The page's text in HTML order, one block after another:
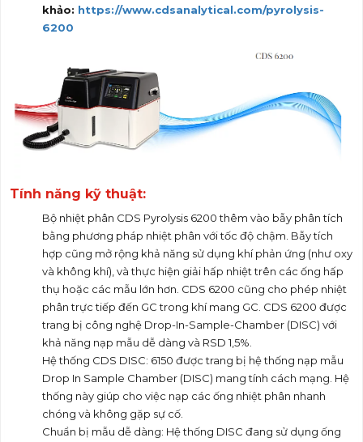
khảo: https://www.cdsanalytical.com/pyrolysis-
6200
Tính năng kỹ thuật:
Bộ nhiệt phân CDS Pyrolysis 6200 thêm vào bẫy phân tích
bằng phương pháp nhiệt phân với tốc độ chậm. Bẫy tích
hợp cũng mở rộng khả năng sử dụng khí phản ứng (như oxy
và không khí), và thực hiện giải hấp nhiệt trên các ống hấp
thụ hoặc các mẫu lớn hơn. CDS 6200 cũng cho phép nhiệt
phân trực tiếp đến GC trong khí mang GC. CDS 6200 được
trang bị công nghệ Drop-In-Sample-Chamber (DISC) với
khả năng nạp mẫu dễ dàng và RSD 1,5%.
Hệ thống CDS DISC: 6150 được trang bị hệ thống nạp mẫu
Drop In Sample Chamber (DISC) mang tính cách mạng. Hệ
thống này giúp cho việc nạp các ống nhiệt phân nhanh
chóng và không gặp sự cố.
Chuẩn bị mẫu dễ dàng: Hệ thống DISC đang sử dụng ống